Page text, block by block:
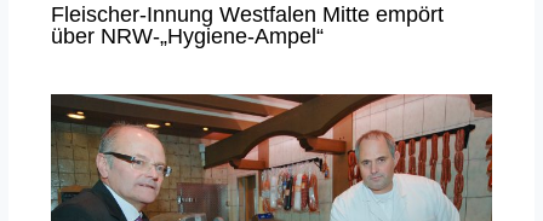
Fleischer-Innung Westfalen Mitte empört
über NRW-„Hygiene-Ampel“